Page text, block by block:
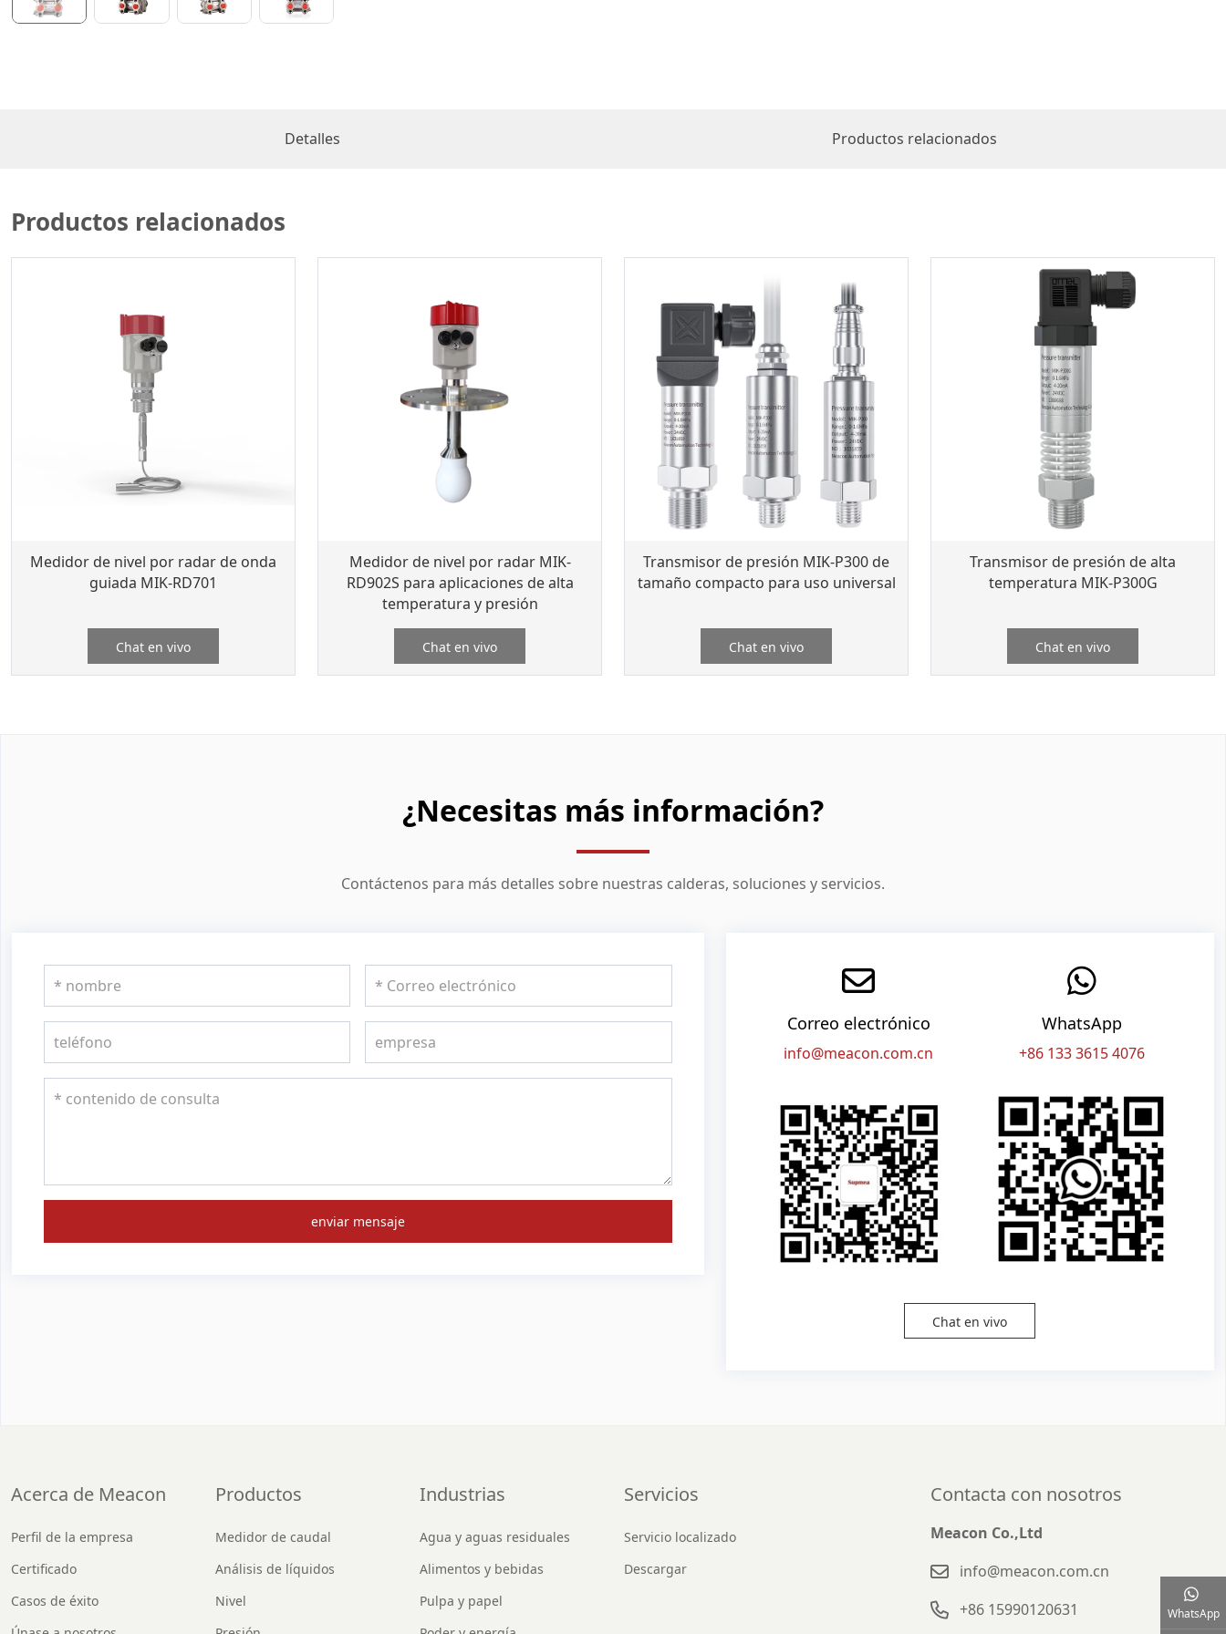
Detalles Productos relacionados
Productos relacionados
Medidor de nivel por radar de onda
guiada MIK-RD701
Chat en vivo
Medidor de nivel por radar MIK-
RD902S para aplicaciones de alta
temperatura y presión
Chat en vivo
Transmisor de presión MIK-P300 de
tamaño compacto para uso universal
Chat en vivo
Transmisor de presión de alta
temperatura MIK-P300G
Chat en vivo
¿Necesitas más información?
Contáctenos para más detalles sobre nuestras calderas, soluciones y servicios.
enviar mensaje
Correo electrónico
info@meacon.com.cn
WhatsApp
+86 133 3615 4076
Chat en vivo
Acerca de Meacon
Perfil de la empresa
Certificado
Casos de éxito
Productos
Medidor de caudal
Análisis de líquidos
Nivel
Industrias
Agua y aguas residuales
Alimentos y bebidas
Pulpa y papel
Servicios
Servicio localizado
Descargar
Contacta con nosotros
Meacon Co.,Ltd
info@meacon.com.cn
+86 15990120631
WhatsApp